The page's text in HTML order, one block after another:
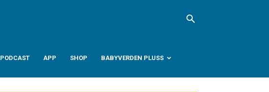
PODCAST APP SHOP BABYVERDEN PLUSS